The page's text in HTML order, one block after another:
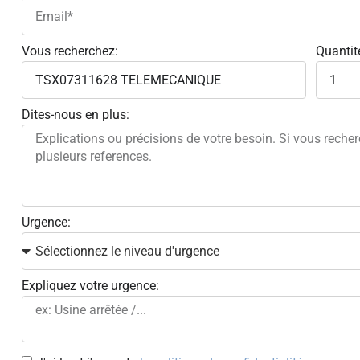
Vous recherchez:
Dites-nous en plus:
Urgence:
Expliquez votre urgence: